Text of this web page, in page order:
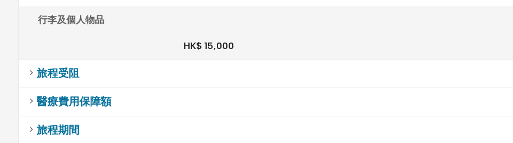
行李及個人物品
HK$ 15,000
旅程受阻
醫療費用保障額
旅程期間